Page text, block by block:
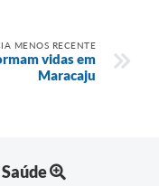
MENOS RECENTE
vidas em
Maracaju
Saúde